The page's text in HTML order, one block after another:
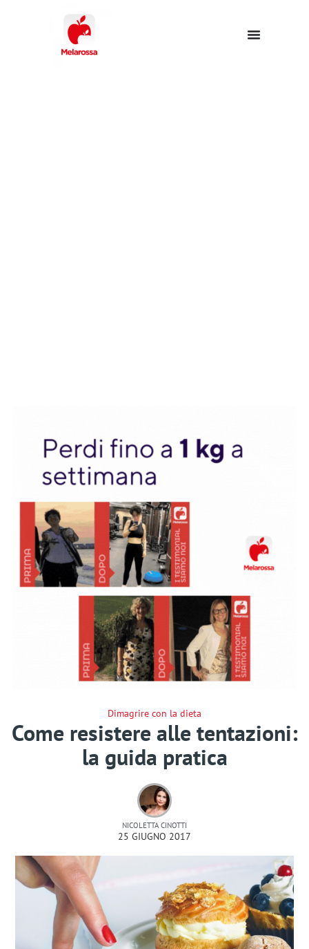
Dimagrire con la dieta
Come resistere alle tentazioni:
la guida pratica
NICOLETTA CINOTTI
25 GIUGNO 2017